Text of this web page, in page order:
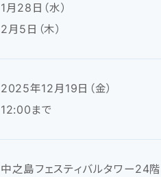
1月28日（水）
2月5日（木）
2025年12月19日（金）
12:00まで
中之島フェスティバルタワー24階